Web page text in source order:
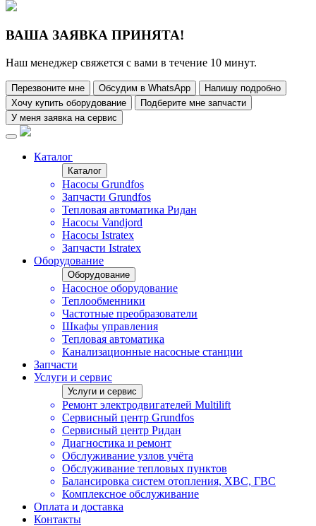
ВАША ЗАЯВКА ПРИНЯТА!
Наш менеджер свяжется с вами в течение 10 минут.
Перезвоните мне Обсудим в WhatsApp
Напишу подробно
Хочу купить оборудование
Подберите мне запчасти
У меня заявка на сервис
Каталог
Каталог
Насосы Grundfos
Запчасти Grundfos
Тепловая автоматика Ридан
Насосы Vandjord
Насосы Istratex
Запчасти Istratex
Оборудование
Оборудование
Насосное оборудование
Теплообменники
Частотные преобразователи
Шкафы управления
Тепловая автоматика
Канализационные насосные станции
Запчасти
Услуги и сервис
Услуги и сервис
Ремонт электродвигателей Multilift
Сервисный центр Grundfos
Сервисный центр Ридан
Диагностика и ремонт
Обслуживание узлов учёта
Обслуживание тепловых пунктов
Балансировка систем отопления, ХВС, ГВС
Комплексное обслуживание
Оплата и доставка
Контакты